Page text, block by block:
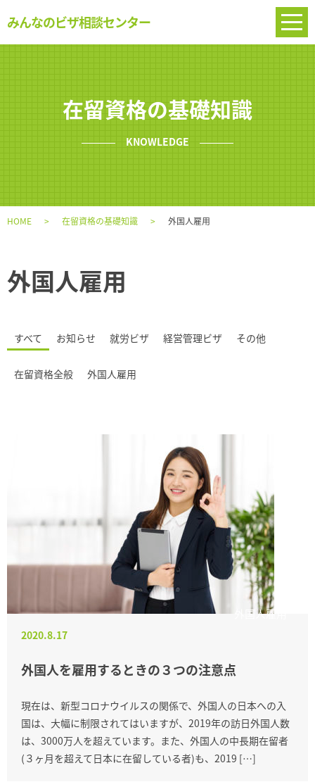
みんなのビザ相談センター
在留資格の基礎知識
KNOWLEDGE
HOME 在留資格の基礎知識 外国人雇用
外国人雇用
すべて お知らせ 就労ビザ 経営管理ビザ その他
在留資格全般 外国人雇用
外国人雇用
2020.8.17
外国人を雇用するときの３つの注意点
現在は、新型コロナウイルスの関係で、外国人の日本への入
国は、大幅に制限されてはいますが、2019年の訪日外国人数
は、3000万人を超えています。また、外国人の中長期在留者
(３ヶ月を超えて日本に在留している者)も、2019 […]